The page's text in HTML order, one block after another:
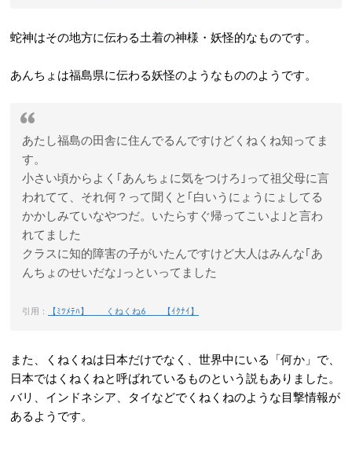
蛇神はその地方に伝わる土着の神様・妖怪的なものです。
あんちょは福島県に伝わる妖怪のようなもののようです。
あたし福島の田舎に住んでるんですけどくねくね知ってま
す。
小さい頃からよく｢あんちょに気をつけろ｣って祖父母に言
われてて、それ何？って聞くと｢白いうにょうにょしてる
かかしみていなやつだ。いたらすぐ帰ってこいよ｣と言わ
れてました
クラスに知的障害の子がいたんですけど大人はみんな｢あ
んちょのせいだな｣っといってました
引用： 【ﾐﾂﾒﾃﾊ】 くねくね6 【ｲｸﾅｲ】
また、くねくねは日本だけでなく、世界中にいる「何か」で、
日本ではくねくねと呼ばれているものという説もありました。
バリ、インドネシア、タイなどでくねくねのような目撃情報が
あるようです。